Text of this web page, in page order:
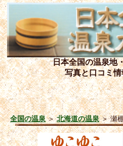
日本全国の温泉地
写真と口コミ
全国の温泉＞北海道の温泉＞瀬